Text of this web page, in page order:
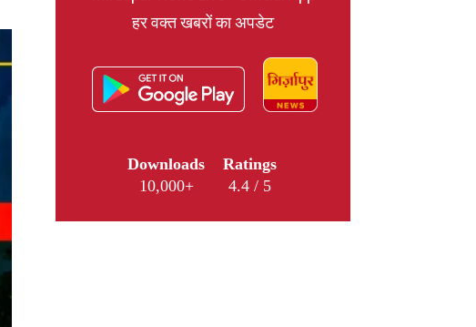
हर वक्त खबरों का अपडेट
Downloads
10,000+
Ratings
4.4 / 5